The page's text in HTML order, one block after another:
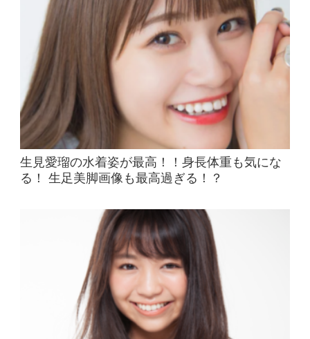
生見愛瑠の水着姿が最高！！身長体重も気にな
る！ 生足美脚画像も最高過ぎる！？